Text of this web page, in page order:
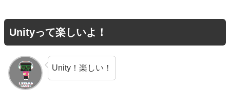
Unityって楽しいよ！
Unity！楽しい！